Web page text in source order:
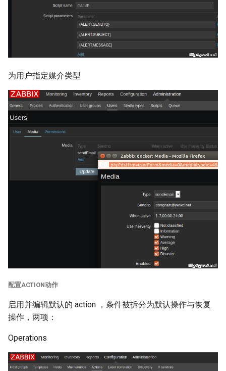
为用户指定媒介类型
配置ACTION动作
启用并编辑默认的 action ，条件被拆分为默认操作与恢复
操作，两项：
Operations